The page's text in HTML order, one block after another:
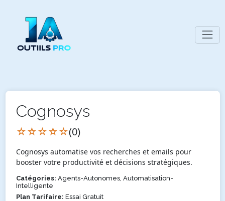
Cognosys
☆☆☆☆☆(0)
Cognosys automatise vos recherches et emails pour
booster votre productivité et décisions stratégiques.
Catégories: Agents-Autonomes, Automatisation-
Intelligente
Plan Tarifaire: Essai Gratuit